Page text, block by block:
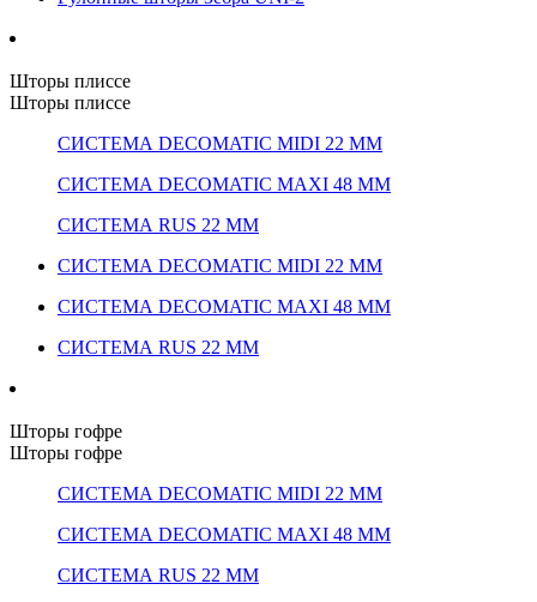
Шторы плиссе
Шторы плиссе
СИСТЕМА DECOMATIC MIDI 22 ММ
СИСТЕМА DECOMATIC MAXI 48 ММ
СИСТЕМА RUS 22 ММ
СИСТЕМА DECOMATIC MIDI 22 ММ
СИСТЕМА DECOMATIC MAXI 48 ММ
СИСТЕМА RUS 22 ММ
Шторы гофре
Шторы гофре
СИСТЕМА DECOMATIC MIDI 22 ММ
СИСТЕМА DECOMATIC MAXI 48 ММ
СИСТЕМА RUS 22 ММ